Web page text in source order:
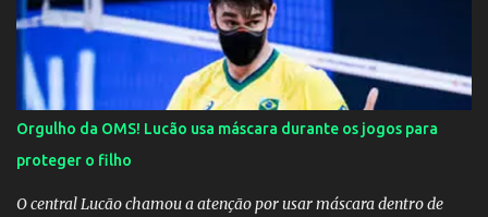
Orgulho da OMS! Lucão usa máscara durante os jogos para
proteger o filho
O central Lucão chamou a atenção por usar máscara dentro de